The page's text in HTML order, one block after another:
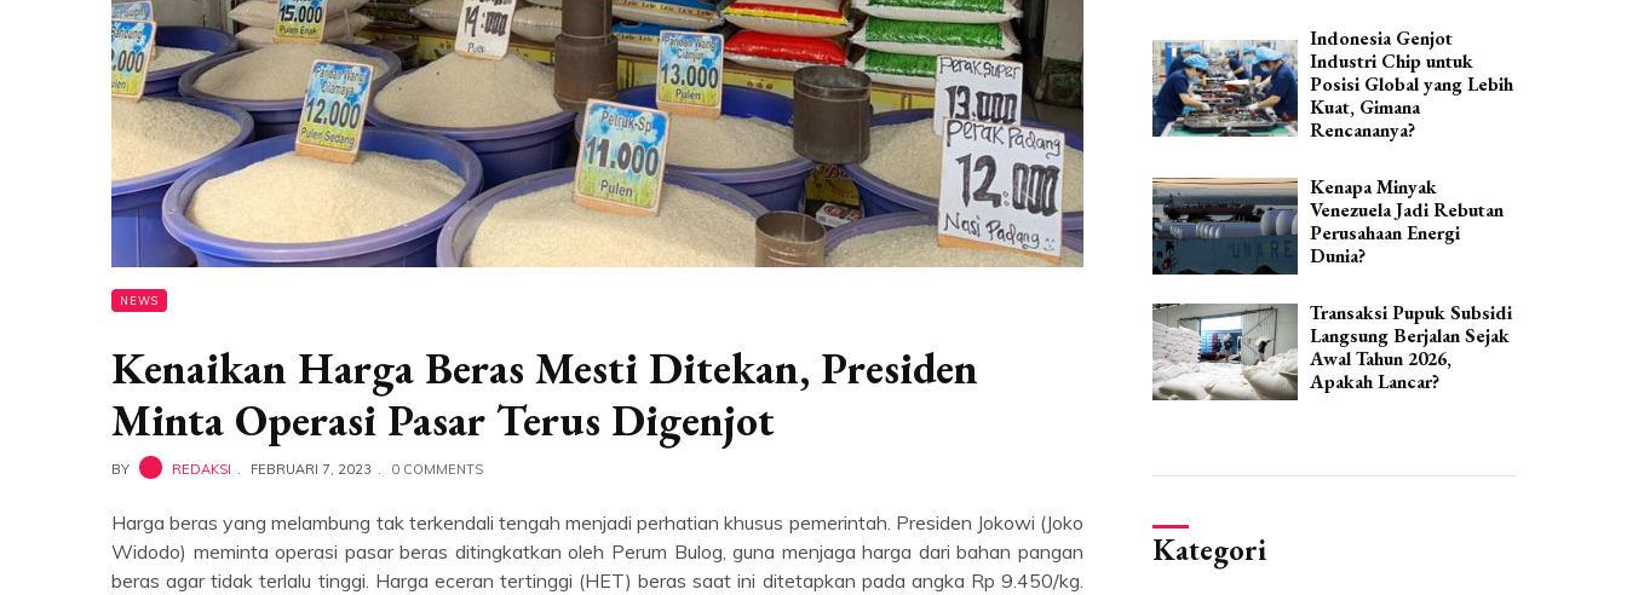
NEWS
Kenaikan Harga Beras Mesti Ditekan, Presiden
Minta Operasi Pasar Terus Digenjot
BY REDAKSI FEBRUARI 7, 2023 0 COMMENTS
Harga beras yang melambung tak terkendali tengah menjadi perhatian khusus pemerintah. Presiden Jokowi (Joko
Widodo) meminta operasi pasar beras ditingkatkan oleh Perum Bulog, guna menjaga harga dari bahan pangan
beras agar tidak terlalu tinggi. Harga eceran tertinggi (HET) beras saat ini ditetapkan pada angka Rp 9.450/kg.
Indonesia Genjot
Industri Chip untuk
Posisi Global yang Lebih
Kuat, Gimana
Rencananya?
Kenapa Minyak
Venezuela Jadi Rebutan
Perusahaan Energi
Dunia?
Transaksi Pupuk Subsidi
Langsung Berjalan Sejak
Awal Tahun 2026,
Apakah Lancar?
Kategori